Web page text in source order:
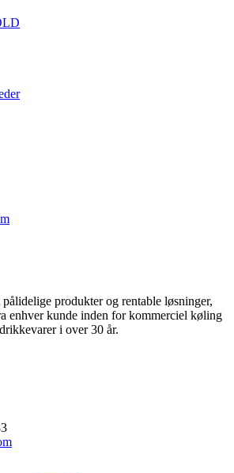
produkter og rentable løsninger,
enhver kunde inden for kommerciel køling
i over 30 år.